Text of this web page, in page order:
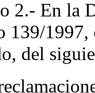
2.- En la
139/1997,
del